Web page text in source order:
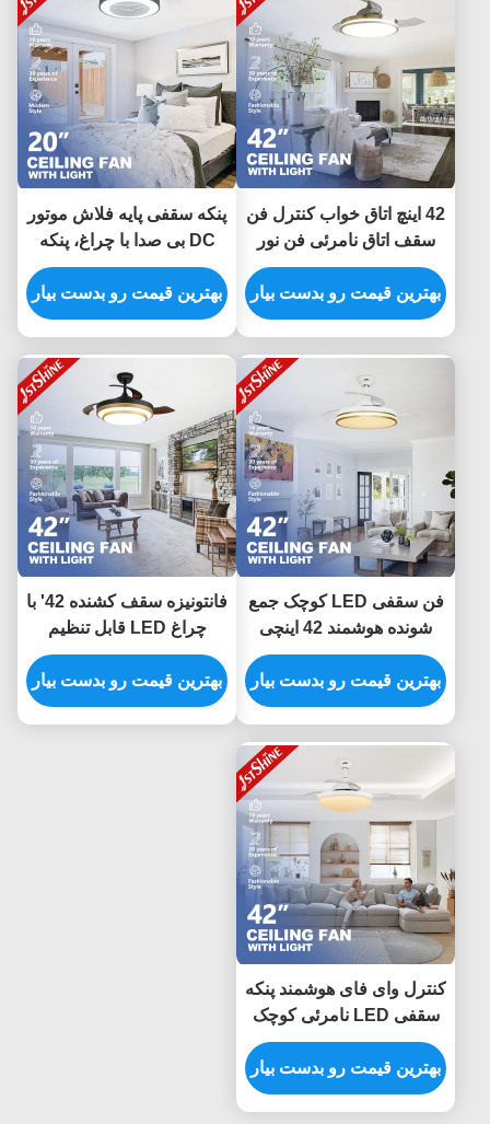
42 اینچ اتاق خواب کنترل فن
سقف اتاق نامرئی فن نور
کم سر و صدا
بهترین قیمت رو بدست بیار
پنکه سقفی پایه فلاش موتور
DC بی صدا با چراغ، پنکه
پایین برای اتاق خواب
بهترین قیمت رو بدست بیار
فن سقفی LED کوچک جمع
شونده هوشمند 42 اینچی
کنترل Wifi برای اتاق خواب
بهترین قیمت رو بدست بیار
فانتونیزه سقف کشنده 42' با
چراغ LED قابل تنظیم
AMD DC Motor
بهترین قیمت رو بدست بیار
کنترل وای فای هوشمند پنکه
سقفی LED نامرئی کوچک
برای اتاق خواب 42 اینچ
بهترین قیمت رو بدست بیار